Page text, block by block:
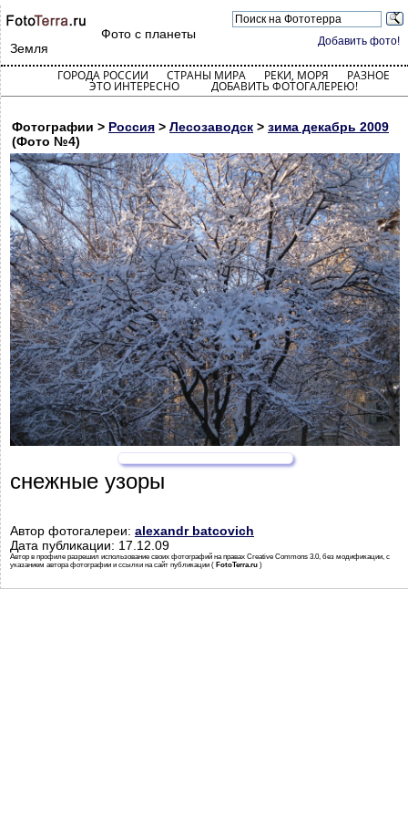
Добавить фото!
Фото с планеты
Земля
ГОРОДА РОССИИ СТРАНЫ МИРА РЕКИ, МОРЯ РАЗНОЕ
ЭТО ИНТЕРЕСНО ДОБАВИТЬ ФОТОГАЛЕРЕЮ!
Фотографии > Россия > Лесозаводск > зима декабрь 2009
(Фото №4)
снежные узоры
Автор фотогалереи: alexandr batcovich
Дата публикации: 17.12.09
Автор в профиле разрешил использование своих фотографий на правах Creative Commons 3.0, без модификации, с
указанием автора фотографии и ссылки на сайт публикации ( FotoTerra.ru )